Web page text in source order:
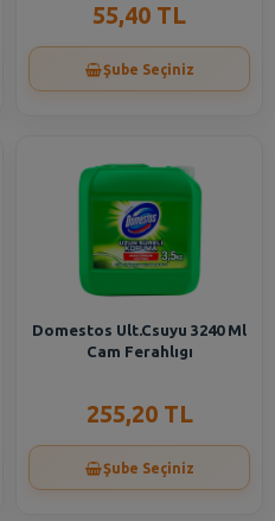
55,40 TL
Şube Seçiniz
Domestos Ult.Csuyu 3240 Ml
Cam Ferahlıgı
255,20 TL
Şube Seçiniz